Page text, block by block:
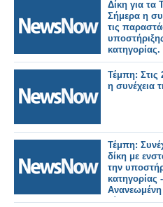
Δίκη για τα
Σήμερα η
τις
κατηγορίας.
Τέμπη: Στις
η συνέχεια
Τέμπη:
δίκη με
την
κατηγορίας -
αίθουσα.